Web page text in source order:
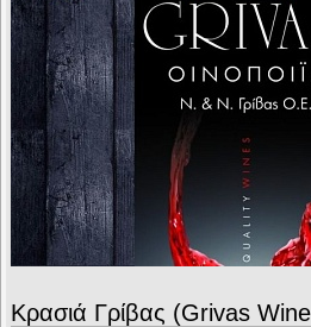
Κρασιά Γρίβας (Grivas